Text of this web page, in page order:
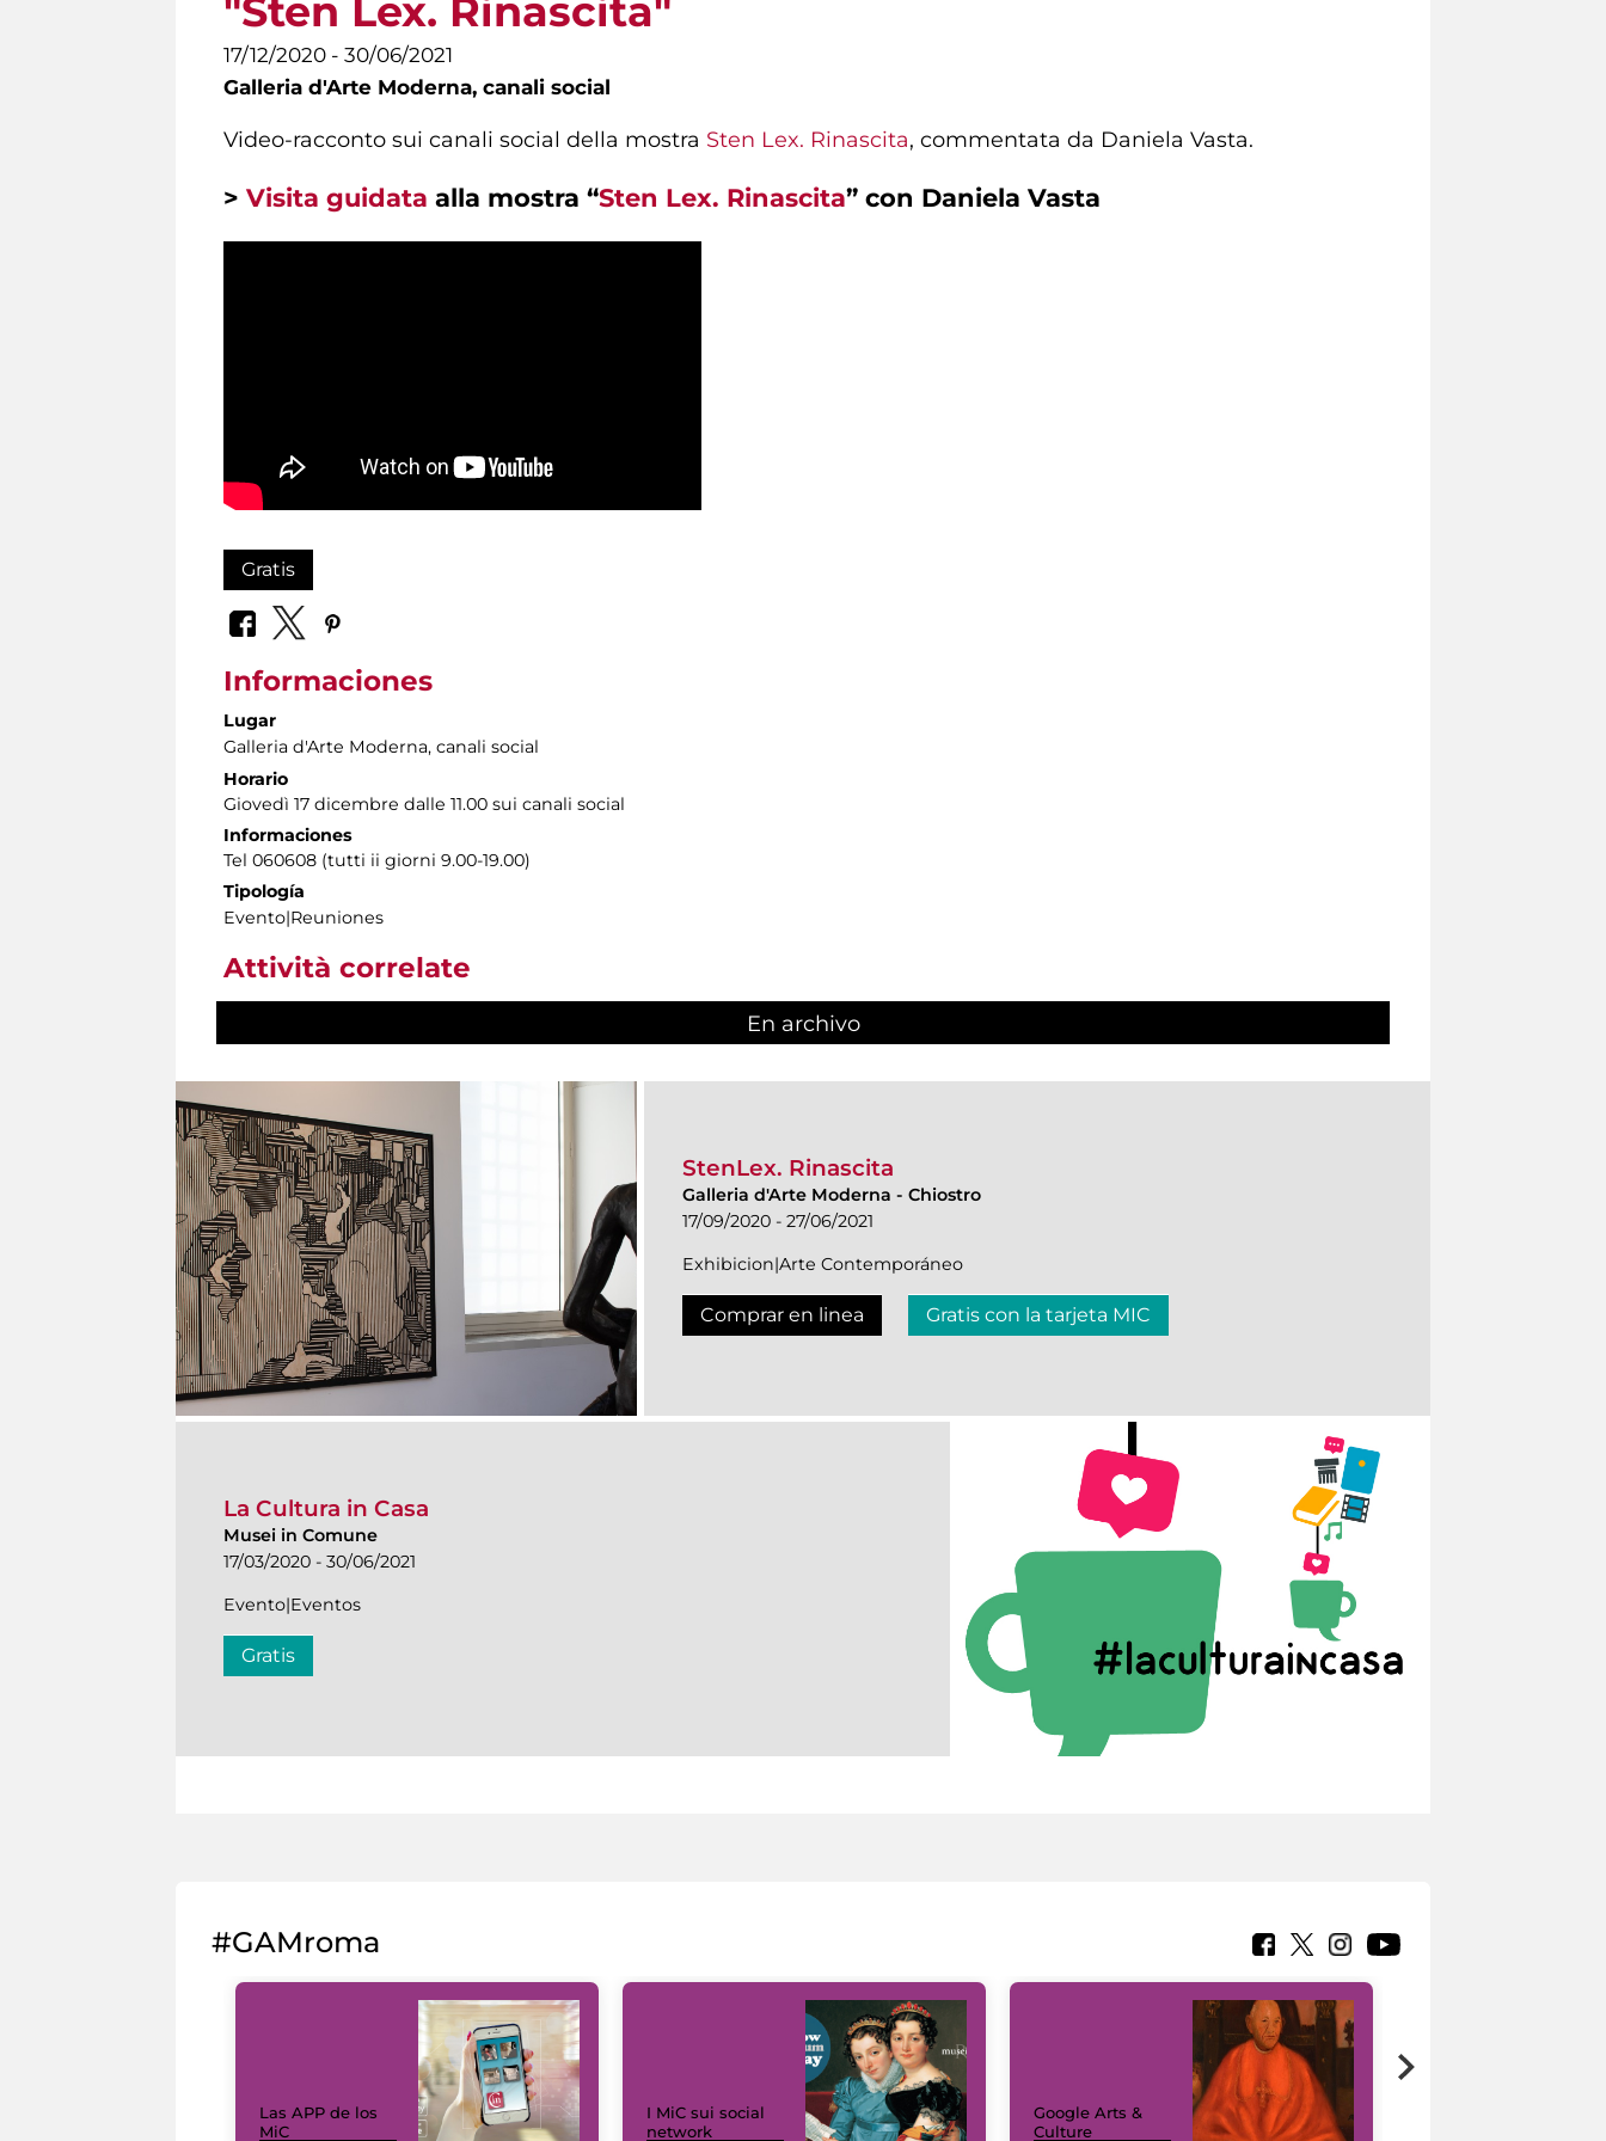
"Sten Lex. Rinascita"
17/12/2020 - 30/06/2021
Galleria d'Arte Moderna, canali social
Video-racconto sui canali social della mostra Sten Lex. Rinascita, commentata da Daniela Vasta.
> Visita guidata alla mostra “Sten Lex. Rinascita” con Daniela Vasta
Gratis
Informaciones
Lugar
Galleria d'Arte Moderna, canali social
Horario
Giovedì 17 dicembre dalle 11.00 sui canali social
Informaciones
Tel 060608 (tutti ii giorni 9.00-19.00)
Tipología
Evento|Reuniones
Attività correlate
En archivo
StenLex. Rinascita
Galleria d'Arte Moderna - Chiostro
17/09/2020 - 27/06/2021
Exhibicion|Arte Contemporáneo
Comprar en linea Gratis con la tarjeta MIC
La Cultura in Casa
Musei in Comune
17/03/2020 - 30/06/2021
Evento|Eventos
Gratis
#GAMroma
Las APP de los
MiC
I MiC sui social
network
Google Arts &
Culture